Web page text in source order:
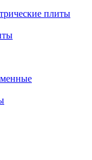
плиты